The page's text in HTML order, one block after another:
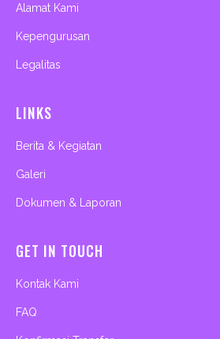
Alamat Kami
Kepengurusan
Legalitas
LINKS
Berita & Kegiatan
Galeri
Dokumen & Laporan
GET IN TOUCH
Kontak Kami
FAQ